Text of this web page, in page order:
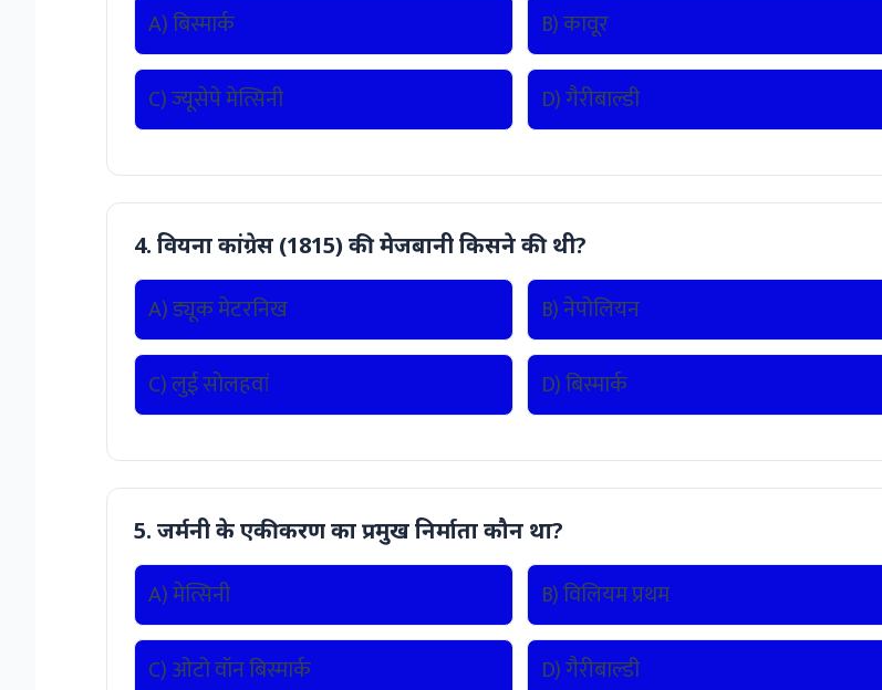
A) बिस्मार्क
B) कावूर
C) ज्यूसेपे मेत्सिनी
D) गैरीबाल्डी
4. वियना कांग्रेस (1815) की मेजबानी किसने की थी?
A) ड्यूक मेटरनिख
B) नेपोलियन
C) लुई सोलहवां
D) बिस्मार्क
5. जर्मनी के एकीकरण का प्रमुख निर्माता कौन था?
A) मेत्सिनी
B) विलियम प्रथम
C) ओटो वॉन बिस्मार्क
D) गैरीबाल्डी